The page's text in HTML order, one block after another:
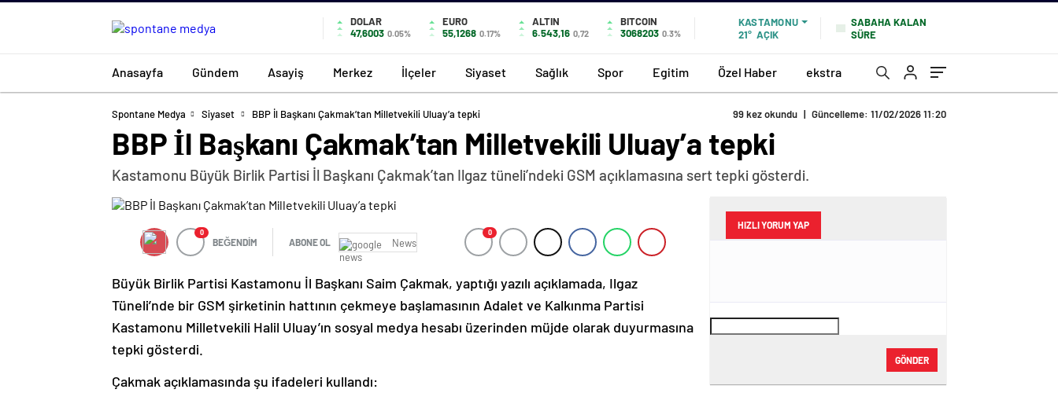
DOLAR
47,6003 0.05%
EURO
55,1268 0.17%
ALTIN
6.543,16 0,72
BITCOIN
3068203 0.3%
KASTAMONU
21° AÇIK
SABAHA KALAN
SÜRE
Anasayfa Gündem Asayiş Merkez İlçeler Siyaset Sağlık Spor Egitim Özel Haber ekstra
Spontane Medya Siyaset BBP İl Başkanı Çakmak’tan Milletvekili Uluay’a tepki 99 kez okundu | Güncelleme: 11/02/2026 11:20
BBP İl Başkanı Çakmak’tan Milletvekili Uluay’a tepki
Kastamonu Büyük Birlik Partisi İl Başkanı Çakmak’tan Ilgaz tüneli’ndeki GSM açıklamasına sert tepki gösterdi.
0
BEĞENDİM ABONE OL News
0
Büyük Birlik Partisi Kastamonu İl Başkanı Saim Çakmak, yaptığı yazılı açıklamada, Ilgaz
Tüneli’nde bir GSM şirketinin hattının çekmeye başlamasının Adalet ve Kalkınma Partisi
Kastamonu Milletvekili Halil Uluay’ın sosyal medya hesabı üzerinden müjde olarak duyurmasına
tepki gösterdi.
Çakmak açıklamasında şu ifadeleri kullandı:
HIZLI YORUM YAP
GÖNDER